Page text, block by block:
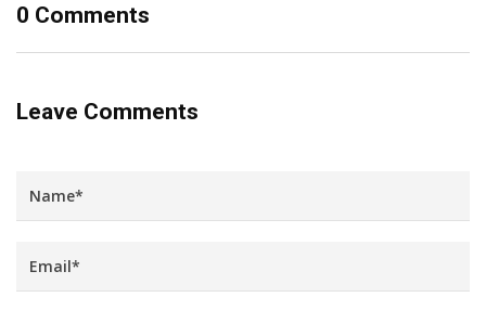
0 Comments
Leave Comments